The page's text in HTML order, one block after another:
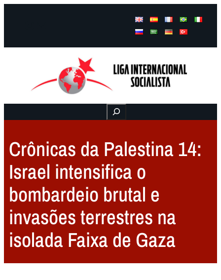
Buscar
Crônicas da Palestina 14:
Israel intensifica o
bombardeio brutal e
invasões terrestres na
isolada Faixa de Gaza